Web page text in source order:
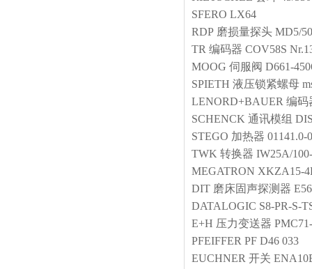
SFERO LX64
RDP 磨损量探头 MD5/
TR 编码器 COV58S
MOOG 伺服阀 D661-
SPIETH 液压锁紧螺母
LENORD+BAUER 编码
SCHENCK 通讯模组
STEGO 加热器 01141.0-
TWK 转换器 IW25A/
MEGATRON XKZA15-
DIT 磨床固声探测器
DATALOGIC S8-PR-S-
E+H 压力变送器
PFEIFFER PF D46 033
EUCHNER 开关